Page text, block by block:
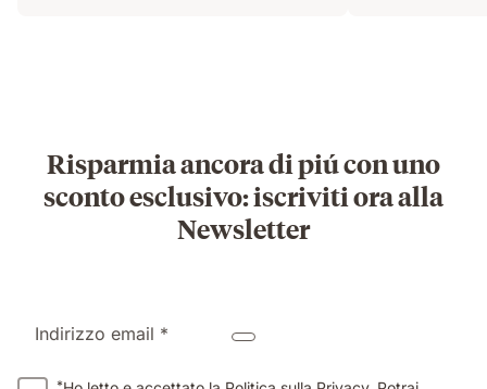
Risparmia ancora di piú con uno
sconto esclusivo: iscriviti ora alla
Newsletter
Indirizzo email *
*